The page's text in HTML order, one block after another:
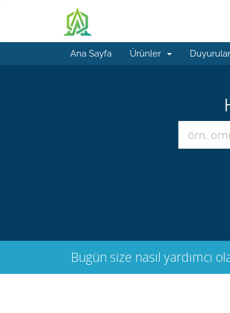
Ana Sayfa Ürünler Duyurular
Bugün size nasıl yardımcı